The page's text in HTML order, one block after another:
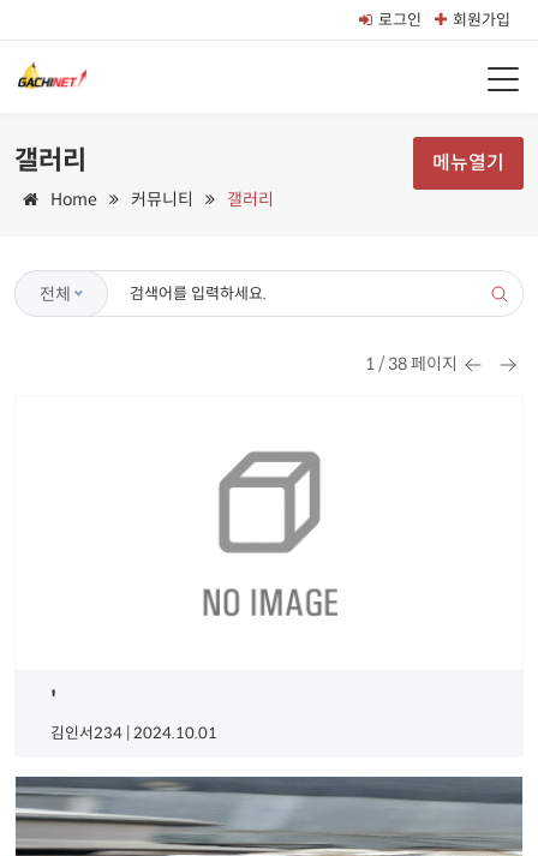
로그인 회원가입
갤러리 메뉴열기
Home 커뮤니티 갤러리
전체
1 / 38 페이지
'
김인서234 | 2024.10.01